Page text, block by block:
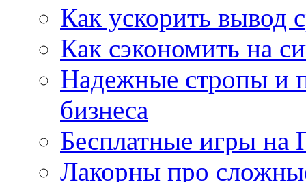
Как ускорить вывод
Как сэкономить на
Надежные стропы и
бизнеса
Бесплатные игры на
Лакорны про